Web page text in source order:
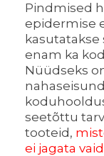
Pindmised
epidermise
enam ka
Nüüdseks
seetõttu
tooteid,
ei jagata